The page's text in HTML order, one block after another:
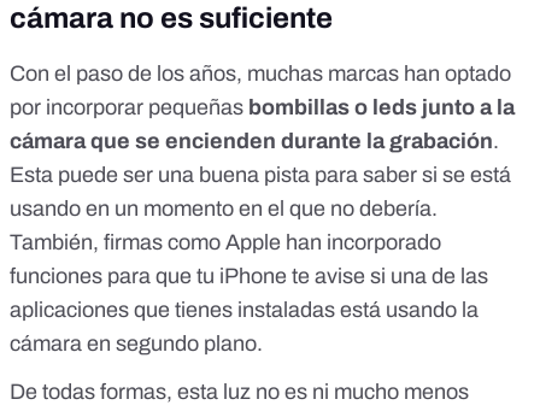
cámara no es suficiente
Con el paso de los años, muchas marcas han optado
por incorporar pequeñas bombillas o leds junto a la
cámara que se encienden durante la grabación.
Esta puede ser una buena pista para saber si se está
usando en un momento en el que no debería.
También, firmas como Apple han incorporado
funciones para que tu iPhone te avise si una de las
aplicaciones que tienes instaladas está usando la
cámara en segundo plano.
De todas formas, esta luz no es ni mucho menos